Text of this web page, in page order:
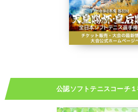
公認ソフトテニスコーチ